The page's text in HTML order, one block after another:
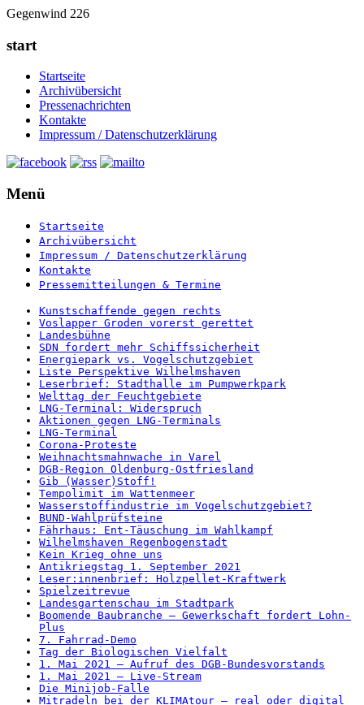
Gegenwind 226
start
Startseite
Archivübersicht
Pressenachrichten
Kontakte
Impressum / Datenschutzerklärung
Menü
Startseite
Archivübersicht
Impressum / Datenschutzerklärung
Kontakte
Pressemitteilungen & Termine
Kunstschaffende gegen rechts
Voslapper Groden vorerst gerettet
Landesbühne
SDN fordert mehr Schiffssicherheit
Energiepark vs. Vogelschutzgebiet
Liste Perspektive Wilhelmshaven
Leserbrief: Stadthalle im Pumpwerkpark
Welttag der Feuchtgebiete
LNG-Terminal: Widerspruch
Aktionen gegen LNG-Terminals
LNG-Terminal
Corona-Proteste
Weihnachtsmahnwache in Varel
DGB-Region Oldenburg-Ostfriesland
Gib (Wasser)Stoff!
Tempolimit im Wattenmeer
Wasserstoffindustrie im Vogelschutzgebiet?
BUND-Wahlprüfsteine
Fährhaus: Ent-Täuschung im Wahlkampf
Wilhelmshaven Regenbogenstadt
Kein Krieg ohne uns
Antikriegstag 1. September 2021
Leser:innenbrief: Holzpellet-Kraftwerk
Spielzeitrevue
Landesgartenschau im Stadtpark
Boomende Baubranche – Gewerkschaft fordert Lohn-
Plus
7. Fahrrad-Demo
Tag der Biologischen Vielfalt
1. Mai 2021 – Aufruf des DGB-Bundesvorstands
1. Mai 2021 – Live-Stream
Die Minijob-Falle
Mitradeln bei der KLIMAtour – real oder digital